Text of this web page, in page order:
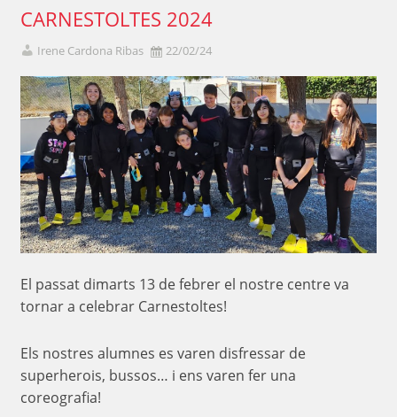
CARNESTOLTES 2024
Irene Cardona Ribas 22/02/24
El passat dimarts 13 de febrer el nostre centre va
tornar a celebrar Carnestoltes!
Els nostres alumnes es varen disfressar de
superherois, bussos… i ens varen fer una
coreografia!